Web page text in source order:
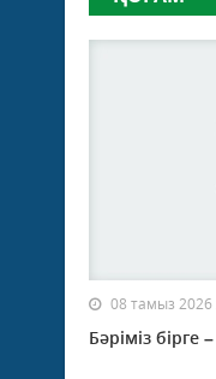
08 тамыз 2026
Бәріміз